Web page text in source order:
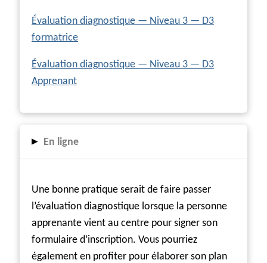
Évaluation diagnostique — Niveau 3 — D3
formatrice
Évaluation diagnostique — Niveau 3 — D3
Apprenant
▸ En ligne
Une bonne pratique serait de faire passer
l’évaluation diagnostique lorsque la personne
apprenante vient au centre pour signer son
formulaire d’inscription. Vous pourriez
également en profiter pour élaborer son plan